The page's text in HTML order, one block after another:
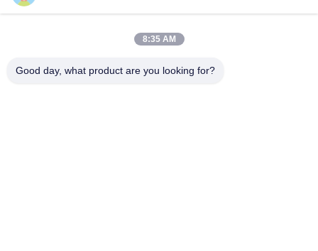
Hydac 1263053 1300R010ON Return Line Element
Hydac 1253043 0060d010bh4hc/-v het Element van de
8:35 AM
Good day, what product are you looking for?